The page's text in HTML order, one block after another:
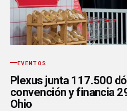
EVENTOS
Plexus junta 117.500
convención y financia
Ohio